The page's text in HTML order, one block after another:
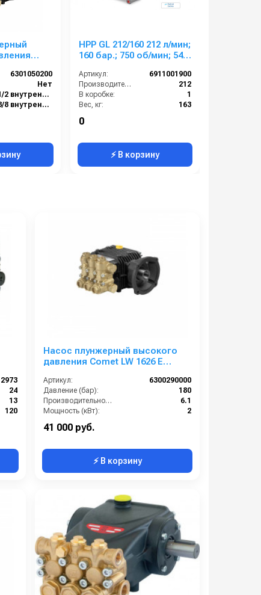
об/мин
6301050200
Нет
1/2 внутренняя резьба
3/8 внутренняя резьба
HPP GL 212/160 212 л/мин;
160 бар.; 750 об/мин; 54
Артикул:
6911001900
Производительность (л/мин):
212
В коробке:
1
Вес, кг:
163
Сегмент:
0
⚡ В корзину
24
13
120
Насос плунжерный высокого
давления Comet LW 1626 E
мм п.в.
Артикул:
6300290000
Давление (бар):
180
Производительность (л/мин):
6.1
Мощность (кВт):
2
41 000 руб.
⚡ В корзину